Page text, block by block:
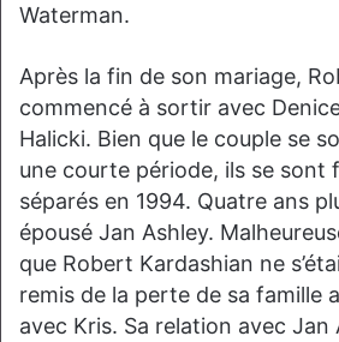
Waterman.
Après la fin de son mariage,
commencé à sortir avec
Halicki. Bien que le couple se
une courte période, ils se sont
séparés en 1994. Quatre ans
épousé Jan Ashley.
que Robert Kardashian ne
remis de la perte de sa famille
avec Kris. Sa relation avec Jan